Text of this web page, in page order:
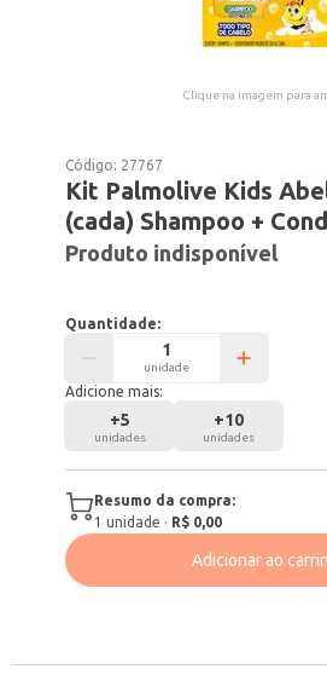
Clique na imagem para
Código: 27767
Kit Palmolive Kids
(cada) Shampoo +
Produto indisponível
Quantidade:
unidade
Adicione mais:
+5
unidades
+10
unidades
Resumo da compra:
1 unidade · R$ 0,00
Adicionar ao